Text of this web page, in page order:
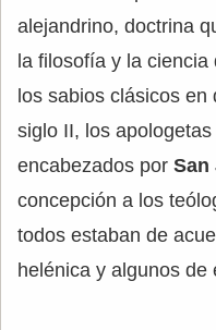
alejandrino, doctrina
la filosofía y la
los sabios clásicos
siglo II, los
encabezados por San
concepción a los
todos estaban de
helénica y algunos de